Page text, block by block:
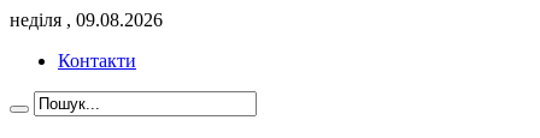
неділя , 09.08.2026
Контакти